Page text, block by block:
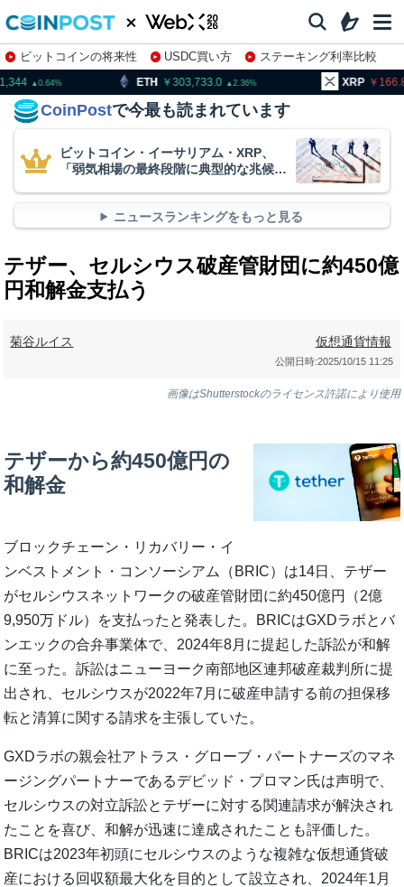
ビットコインの将来性 USDC買い方
ステーキング利率比較
株特集・関連銘柄
303,733.0 XRP 166.80
CoinPostで今最も読まれています
ビットコイン・イーサリアム・XRP、
「弱気相場の最終段階に典型的な兆候」
ニュースランキングをもっと見る
テザー、セルシウス破産管財団に約450億
円和解金支払う
菊谷ルイス 仮想通貨情報
公開日時:2025/10/15 11:25
画像はShutterstockのライセンス許諾により使用
テザーから約450億円の
和解金
ブロックチェーン・リカバリー・イ
ンベストメント・コンソーシアム（BRIC）は14日、テザー
がセルシウスネットワークの破産管財団に約450億円（2億
9,950万ドル）を支払ったと発表した。BRICはGXDラボとバ
ンエックの合弁事業体で、2024年8月に提起した訴訟が和解
に至った。訴訟はニューヨーク南部地区連邦破産裁判所に提
出され、セルシウスが2022年7月に破産申請する前の担保移
転と清算に関する請求を主張していた。
GXDラボの親会社アトラス・グローブ・パートナーズのマネ
ージングパートナーであるデビッド・プロマン氏は声明で、
セルシウスの対立訴訟とテザーに対する関連請求が解決され
たことを喜び、和解が迅速に達成されたことも評価した。
BRICは2023年初頭にセルシウスのような複雑な仮想通貨破
産における回収額最大化を目的として設立され、2024年1月